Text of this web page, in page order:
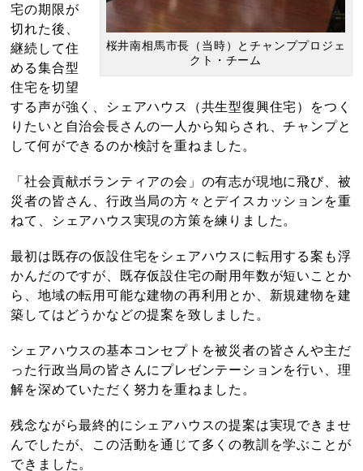
桜井南相馬市長（当時）とチャンププロジェ
クト・チーム
宅の期限が
切れた後、
継続して住
める集合型
住宅を切望
する声が強く、シェアハウス（共生型復興住宅）をつく
りたいと自治会長さんの一人から知らされ、チャンプと
して何ができるのか検討を重ねました。
「社会貢献ボランティアの会」の有志が現地に飛び、被
災者の皆さん、行政当局の方々とデイスカッションを重
ねて、シェアハウス実現の方策を練りました。
最初は既存の仮設住宅をシェアハウスに転用する案も浮
かんだのですが、既存仮設住宅の耐用年数が短いことか
ら、地域の転用可能な建物の再利用とか、新規建物を建
築してはどうかなどの提案を致しました。
シェアハウスの基本コンセプトを被災者の皆さんや主だ
った行政当局の皆さんにプレゼンテーションを行い、理
解を深めていただく努力を重ねました。
残念ながら最終的にシェアハウスの提案は実現できませ
んでしたが、この活動を通じて多くの教訓を学ぶことが
できました。